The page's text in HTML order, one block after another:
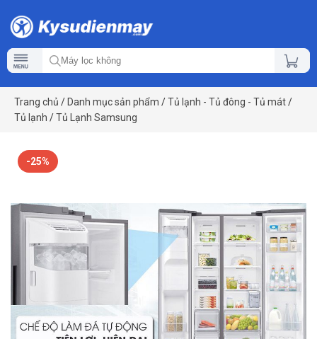
Trang chủ / Danh mục sản phẩm /Tủ lạnh - Tủ đông - Tủ mát/
Tủ lạnh /Tủ Lạnh Samsung
-25%